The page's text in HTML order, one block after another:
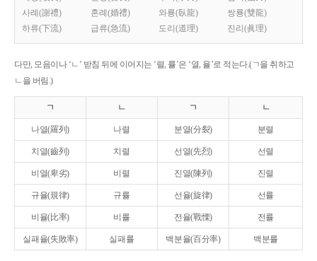
사례(謝禮)
혼례(婚禮) 와룡(臥龍)
쌍룡(雙龍)
하류(下流)
급류(急流) 도리(道理) 진리(眞理)
다만, 모음이나 ‘ㄴ’ 받침 뒤에 이어지는 ‘렬, 률’은 ‘열, 율’로 적는다.(ㄱ을 취하고
ㄴ을 버림.)
ㄱ ㄴ ㄱ ㄴ
나열(羅列) 나렬 분열(分裂) 분렬
치열(齒列) 치렬 선열(先烈) 선렬
비열(卑劣) 비렬 진열(陳列) 진렬
규율(規律) 규률 선율(旋律) 선률
비율(比率) 비률 전율(戰慄) 전률
실패율(失敗率) 실패률 백분율(百分率) 백분률